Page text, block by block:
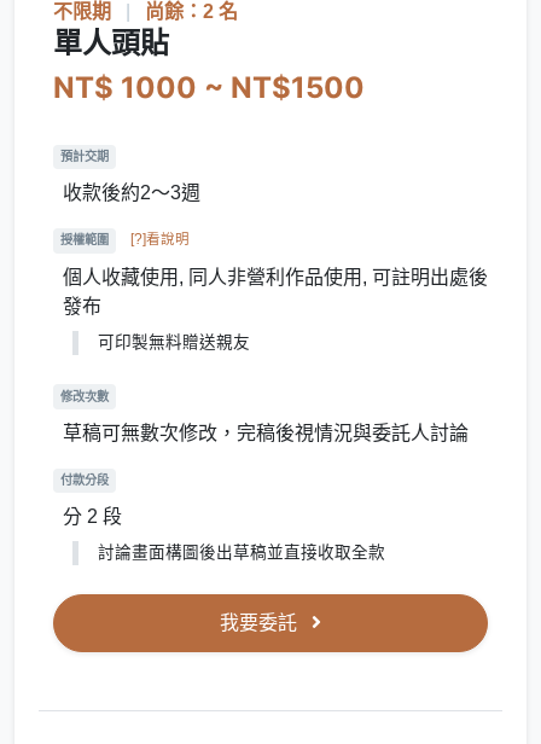
不限期 尚餘：2 名
單人頭貼
NT$ 1000 ~ NT$1500
預計交期
收款後約2～3週
授權範圍 [?]看說明
個人收藏使用, 同人非營利作品使用, 可註明出處後
發布
可印製無料贈送親友
修改次數
草稿可無數次修改，完稿後視情況與委託人討論
付款分段
分 2 段
討論畫面構圖後出草稿並直接收取全款
我要委託